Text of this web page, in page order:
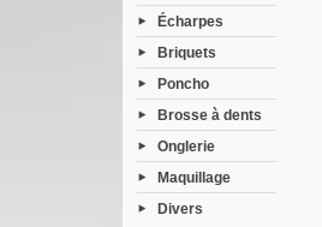
Écharpes
Briquets
Poncho
Brosse à dents
Onglerie
Maquillage
Divers